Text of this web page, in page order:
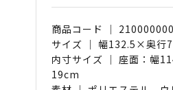
商品コード ｜
サイズ ｜ 幅132.5×奥
内寸サイズ ｜ 座面：幅
19cm